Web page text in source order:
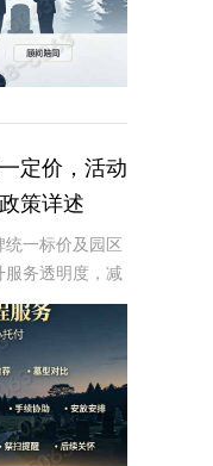
定价，活动
策详述
一标价及园区
务透明度，减
:400-838-5063
葬服务提供
重、温馨